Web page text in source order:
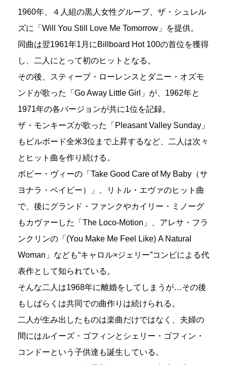
1960年、４人組の黒人女性グループ、ザ・シュレル
ズに「Will You Still Love Me Tomorrow」を提供。
同曲は翌1961年1月にBillboard Hot 100の首位を獲得
し、二人にとって初のヒットとなる。
その後、スティーブ・ローレンスとダニー・オズモ
ンドが歌った「Go Away Little Girl」が、1962年と
1971年の各バージョンが共に1位を記録。
ザ・モンキーズが歌った「Pleasant Valley Sunday」
もビルボード全米3位まで上昇するなど、二人は次々
とヒット曲を作り続ける。
ボビー・ヴィーの「Take Good Care of My Baby（サ
ヨナラ・ベイビー）」、リトル・エヴァのヒット曲
で、後にグランド・ファンクやカイリー・ミノーグ
もカヴァーした「The Loco-Motion」、アレサ・フラ
ンクリンの「(You Make Me Feel Like) A Natural
Woman」なども“キャロル×ジェリー”コンビによる代
表作として知られている。
そんな二人は1968年に離婚をしてしまうが…その後
もしばらくは共同での曲作りは続けられる。
二人が生み出したものは楽曲だけではなく、夫婦の
間にはルイーズ・ゴフィンとシェリー・ゴフィン・
コンドーという子供達も誕生している。